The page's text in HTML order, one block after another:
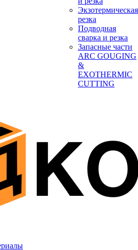
Экзотермическая
резка
Подводная
сварка и резка
Запасные части
ARC GOUGING
&
EXOTHERMIC
CUTTING